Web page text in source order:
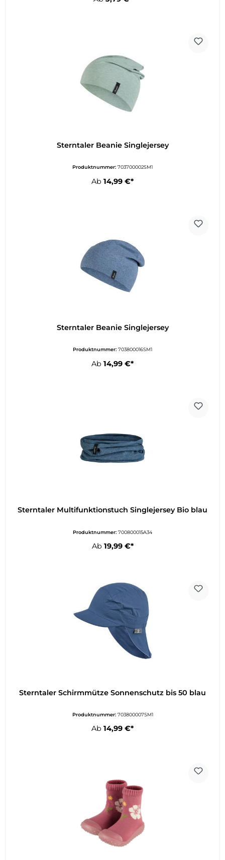
Sterntaler Beanie Singlejersey
Produktnummer: 703700002SM1
Ab 14,99 €*
Sterntaler Beanie Singlejersey
Produktnummer: 703800016SM1
Ab 14,99 €*
Sterntaler Multifunktionstuch Singlejersey Bio blau
Produktnummer: 700800015A34
Ab 19,99 €*
Sterntaler Schirmmütze Sonnenschutz bis 50 blau
Produktnummer: 703800007SM1
Ab 14,99 €*